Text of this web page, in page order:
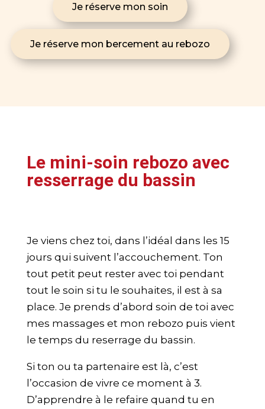
Je réserve mon soin
Je réserve mon bercement au rebozo
Le mini-soin rebozo avec
resserrage du bassin
Je viens chez toi, dans l’idéal dans les 15
jours qui suivent l’accouchement. Ton
tout petit peut rester avec toi pendant
tout le soin si tu le souhaites, il est à sa
place. Je prends d’abord soin de toi avec
mes massages et mon rebozo puis vient
le temps du reserrage du bassin.
Si ton ou ta partenaire est là, c’est
l’occasion de vivre ce moment à 3.
D’apprendre à le refaire quand tu en